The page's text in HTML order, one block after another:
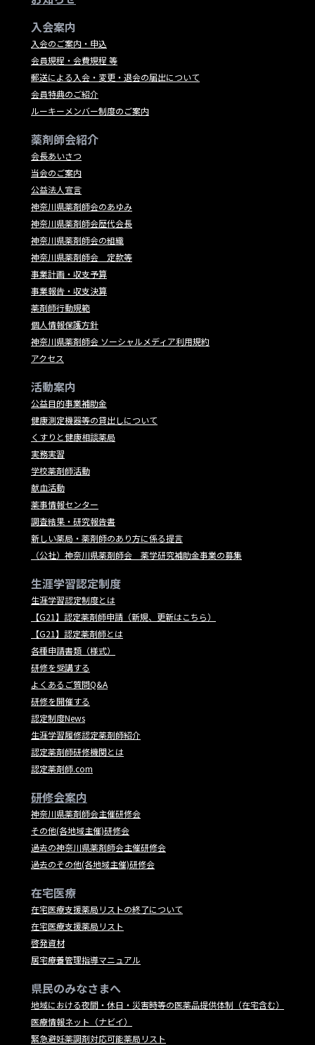
入会案内
入会のご案内・申込
会員規程・会費規程 等
郵送による入会・変更・退会の届出について
会員特典のご紹介
ルーキーメンバー制度のご案内
薬剤師会紹介
会長あいさつ
当会のご案内
公益法人宣言
神奈川県薬剤師会のあゆみ
神奈川県薬剤師会歴代会長
神奈川県薬剤師会の組織
神奈川県薬剤師会 定款等
事業計画・収支予算
事業報告・収支決算
薬剤師行動規範
個人情報保護方針
神奈川県薬剤師会 ソーシャルメディア利用規約
アクセス
活動案内
公益目的事業補助金
健康測定機器等の貸出しについて
くすりと健康相談薬局
実務実習
学校薬剤師活動
献血活動
薬事情報センター
調査結果・研究報告書
新しい薬局・薬剤師のあり方に係る提言
（公社）神奈川県薬剤師会 薬学研究補助金事業の募集
生涯学習認定制度
生涯学習認定制度とは
【G21】認定薬剤師申請（新規、更新はこちら）
【G21】認定薬剤師とは
各種申請書類（様式）
研修を受講する
よくあるご質問Q&A
研修を開催する
認定制度News
生涯学習履修認定薬剤師紹介
認定薬剤師研修機関とは
認定薬剤師.com
研修会案内
神奈川県薬剤師会主催研修会
その他(各地域主催)研修会
過去の神奈川県薬剤師会主催研修会
過去のその他(各地域主催)研修会
在宅医療
在宅医療支援薬局リストの終了について
在宅医療支援薬局リスト
啓発資材
居宅療養管理指導マニュアル
県民のみなさまへ
地域における夜間・休日・災害時等の医薬品提供体制（在宅含む）
医療情報ネット（ナビイ）
緊急避妊薬調剤対応可能薬局リスト